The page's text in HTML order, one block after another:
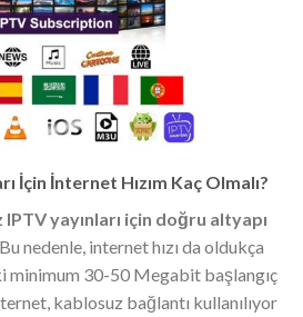
İçin İnternet Hızım Kaç Olmalı?
yayınları için doğru altyapı
Bu nedenle, internet hızı da oldukça
minimum 30-50 Megabit başlangıç
kablosuz bağlantı kullanılıyor